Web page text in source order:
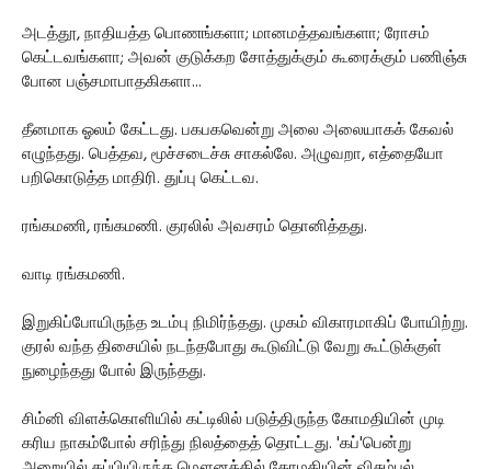
அடத்தூ, நாதியத்த பொணங்களா; மானமத்தவங்களா; ரோசம்
கெட்டவங்களா; அவன் குடுக்கற சோத்துக்கும் கூரைக்கும் பணிஞ்சு
போன பஞ்சமாபாதகிகளா...
தீனமாக ஓலம் கேட்டது. பகபகவென்று அலை அலையாகக் கேவல்
எழுந்தது. பெத்தவ, மூச்சடைச்சு சாகல்லே. அழுவறா, எத்தையோ
பறிகொடுத்த மாதிரி. துப்பு கெட்டவ.
ரங்கமணி, ரங்கமணி. குரலில் அவசரம் தொனித்தது.
வாடி ரங்கமணி.
இறுகிப்போயிருந்த உடம்பு நிமிர்ந்தது. முகம் விகாரமாகிப் போயிற்று.
குரல் வந்த திசையில் நடந்தபோது கூடுவிட்டு வேறு கூட்டுக்குள்
நுழைந்தது போல் இருந்தது.
சிம்னி விளக்கொளியில் கட்டிலில் படுத்திருந்த கோமதியின் முடி
கரிய நாகம்போல் சரிந்து நிலத்தைத் தொட்டது. 'கப்'பென்று